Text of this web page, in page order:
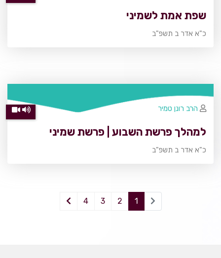
שפת אמת לשמיני
כ"א אדר ב תשפ"ב
למהלך פרשת השבוע | פרשת שמיני
כ"א אדר ב תשפ"ב
הרב רונן טמיר
1
2
3
4